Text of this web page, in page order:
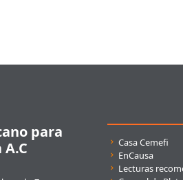
para
Enlaces
Casa Cemefi
EnCausa
Lecturas